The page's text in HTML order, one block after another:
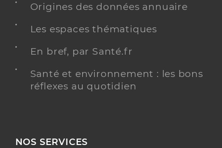
Origines des données annuaire
Les espaces thématiques
En bref, par Santé.fr
Santé et environnement : les bons
réflexes au quotidien
NOS SERVICES